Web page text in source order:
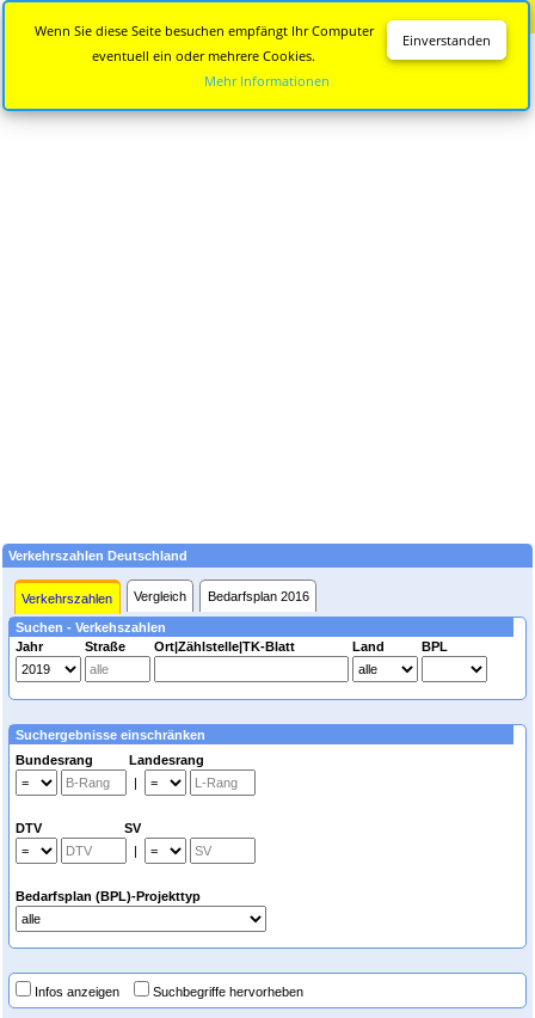
Verkehrszahlen Deutschland
Verkehrszahlen Vergleich Bedarfsplan 2016
Suchen - Verkehszahlen
Jahr
Straße Ort|Zählstelle|TK-Blatt Land BPL
Suchergebnisse einschränken
Bundesrang Landesrang
|
DTV SV
|
Bedarfsplan (BPL)-Projekttyp
Infos anzeigen Suchbegriffe hervorheben
Einverstanden
Wenn Sie diese Seite besuchen empfängt Ihr Computer
eventuell ein oder mehrere Cookies.
Mehr Informationen